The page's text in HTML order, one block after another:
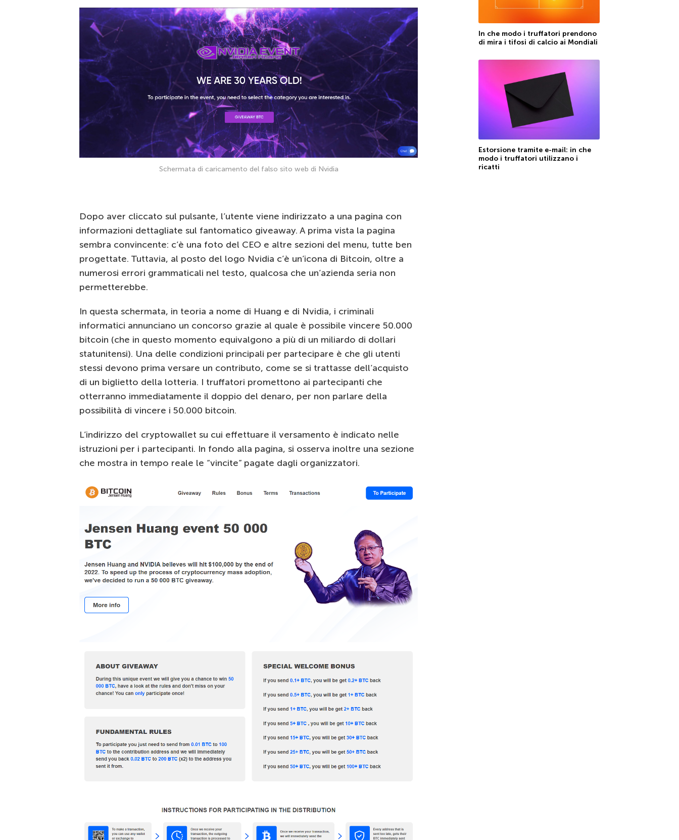
Schermata di caricamento del falso sito web di Nvidia
Dopo aver cliccato sul pulsante, l’utente viene indirizzato a una pagina con
informazioni dettagliate sul fantomatico giveaway. A prima vista la pagina
sembra convincente: c’è una foto del CEO e altre sezioni del menu, tutte ben
progettate. Tuttavia, al posto del logo Nvidia c’è un’icona di Bitcoin, oltre a
numerosi errori grammaticali nel testo, qualcosa che un’azienda seria non
permetterebbe.
In questa schermata, in teoria a nome di Huang e di Nvidia, i criminali
informatici annunciano un concorso grazie al quale è possibile vincere 50.000
bitcoin (che in questo momento equivalgono a più di un miliardo di dollari
statunitensi). Una delle condizioni principali per partecipare è che gli utenti
stessi devono prima versare un contributo, come se si trattasse dell’acquisto
di un biglietto della lotteria. I truffatori promettono ai partecipanti che
otterranno immediatamente il doppio del denaro, per non parlare della
possibilità di vincere i 50.000 bitcoin.
L’indirizzo del cryptowallet su cui effettuare il versamento è indicato nelle
istruzioni per i partecipanti. In fondo alla pagina, si osserva inoltre una sezione
che mostra in tempo reale le “vincite” pagate dagli organizzatori.
In che modo i truffatori prendono
di mira i tifosi di calcio ai Mondiali
Estorsione tramite e-mail: in che
modo i truffatori utilizzano i
ricatti